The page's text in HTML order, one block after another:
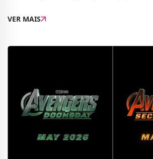
Hollywood Reporter, a atriz, que
VER MAIS